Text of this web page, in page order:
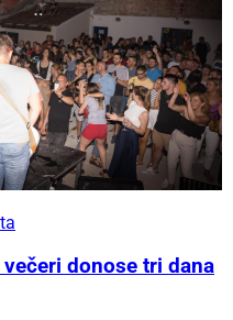
donose tri dana